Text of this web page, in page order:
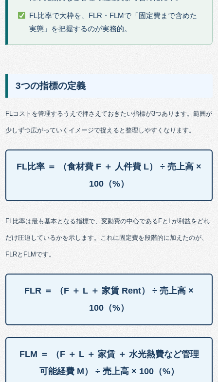
FL比率で大枠を、FLR・FLMで「固定費まで含めた
実態」を把握するのが実務的。
3つの指標の定義
FLコストを管理するうえで押さえておきたい指標が3つあります。範囲が
少しずつ広がっていくイメージで捉えると整理しやすくなります。
FL比率 ＝ （食材費 F ＋ 人件費 L） ÷ 売上高 ×
100（%）
FL比率は最も基本となる指標で、変動費の中心であるFとLが利益をどれ
だけ圧迫しているかを示します。これに固定費を段階的に加えたのが、
FLRとFLMです。
FLR ＝ （F ＋ L ＋ 家賃 Rent） ÷ 売上高 ×
100（%）
FLM ＝ （F ＋ L ＋ 家賃 ＋ 水光熱費など管理
可能経費 M） ÷ 売上高 × 100（%）